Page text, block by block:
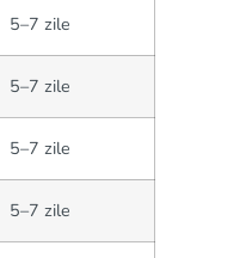
5–7 zile
5–7 zile
5–7 zile
5–7 zile